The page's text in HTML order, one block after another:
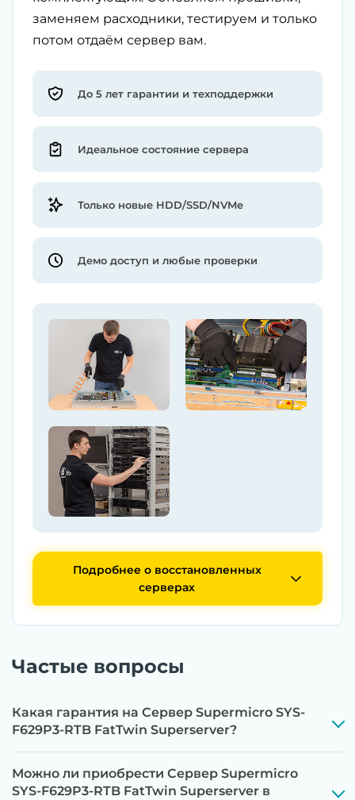
заменяем расходники, тестируем и только
потом отдаём сервер вам.
До 5 лет гарантии и техподдержки
Идеальное состояние сервера
Только новые HDD/SSD/NVMe
Демо доступ и любые проверки
Подробнее о восстановленных
серверах
Частые вопросы
Какая гарантия на Сервер Supermicro SYS-
F629P3-RTB FatTwin Superserver?
Можно ли приобрести Сервер Supermicro
SYS-F629P3-RTB FatTwin Superserver в